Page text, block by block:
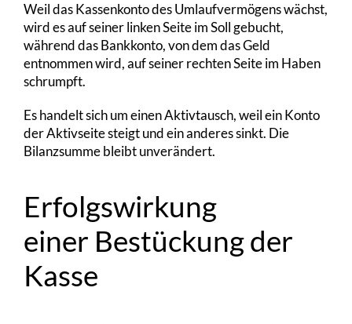
Weil das Kassenkonto des Umlaufvermögens wächst,
wird es auf seiner linken Seite im Soll gebucht,
während das Bankkonto, von dem das Geld
entnommen wird, auf seiner rechten Seite im Haben
schrumpft.
Es handelt sich um einen Aktivtausch, weil ein Konto
der Aktivseite steigt und ein anderes sinkt. Die
Bilanzsumme bleibt unverändert.
Erfolgswirkung
einer Bestückung der
Kasse